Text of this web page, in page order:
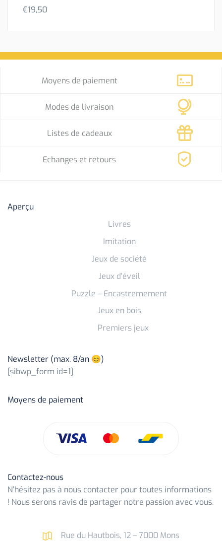
€19,50
Moyens de paiement
Modes de livraison
Listes de cadeaux
Echanges et retours
Aperçu
Livres
Imitation
Jeux de société
Jeux d’éveil
Puzzle – Encastremement
Jeux en bois
Premiers jeux
Newsletter (max. 8/an 😊)
[sibwp_form id=1]
Moyens de paiement
Contactez-nous
N’hésitez pas à nous contacter pour toutes informations
! Nous serons ravis de partager notre passion avec vous.
Rue du Hautbois, 12 – 7000 Mons